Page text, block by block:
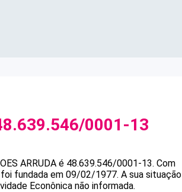
0001-13
ARRUDA é 48.639.546/0001-13. Com
foi fundada em 09/02/1977. A sua situação
Econônica não informada.